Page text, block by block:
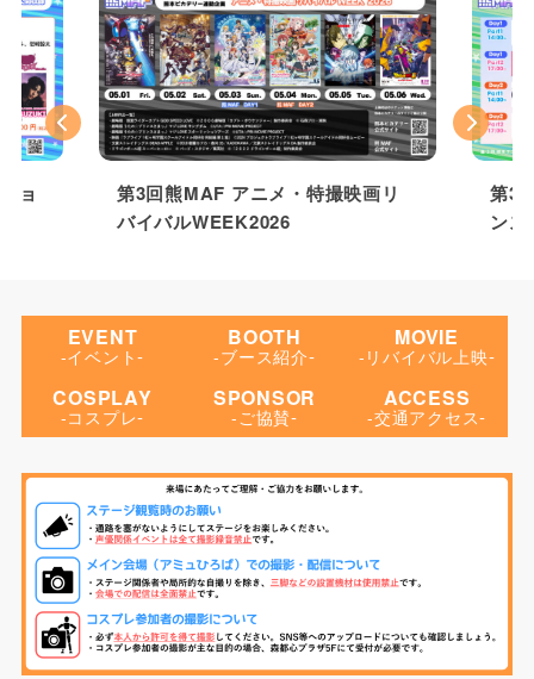
Previous
ョ
第3回熊MAF アニメ・特撮映画リ
バイバルWEEK2026
第3
ンス
EVENT
-イベント-
BOOTH
-ブース紹介-
MOVIE
-リバイバル上映-
COSPLAY
-コスプレ-
SPONSOR
-ご協賛-
ACCESS
-交通アクセス-